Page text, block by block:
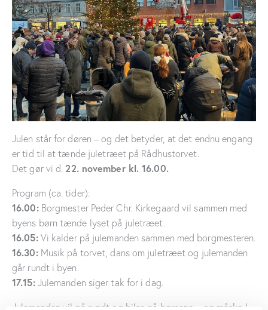
Julen står for døren – og det betyder, at det endnu engang
er tid til at tænde juletræet på Rådhustorvet.
Det gør vi d. 22. november kl. 16.00.
Program (ca. tider):
16.00:Borgmester Peder Chr. Kirkegaard vil sammen med
byens børn tænde lyset på juletræet.
16.05:Vi kalder på julemanden sammen med borgmesteren.
16.30:Musik på torvet, dans om juletræet og julemanden
går rundt i byen.
17.15:Julemanden siger tak for i dag.
Julemanden vil gå rundt og hilse på børnene – og måske I